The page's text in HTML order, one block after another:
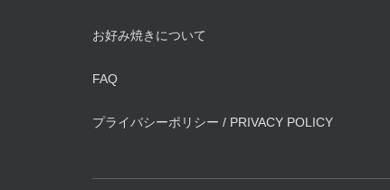
お好み焼きについて
FAQ
プライバシーポリシー / PRIVACY POLICY